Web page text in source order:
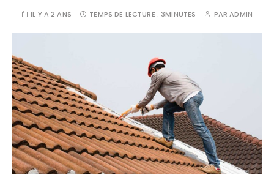
IL Y A 2 ANS TEMPS DE LECTURE : 3MINUTES PARADMIN